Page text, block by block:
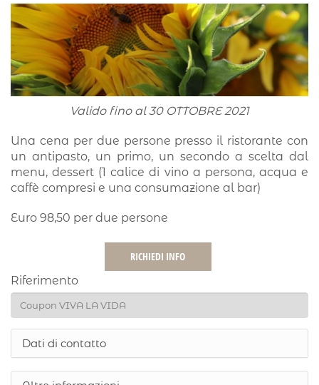
Valido fino al 30 OTTOBRE 2021
Una cena per due persone presso il ristorante con
un antipasto, un primo, un secondo a scelta dal
menu, dessert (1 calice di vino a persona, acqua e
caffè compresi e una consumazione al bar)
Euro 98,50 per due persone
RICHIEDI INFO
Riferimento
Show
Dati di contatto